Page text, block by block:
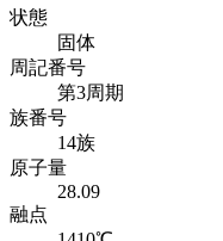
状態
固体
周記番号
第3周期
族番号
14族
原子量
28.09
融点